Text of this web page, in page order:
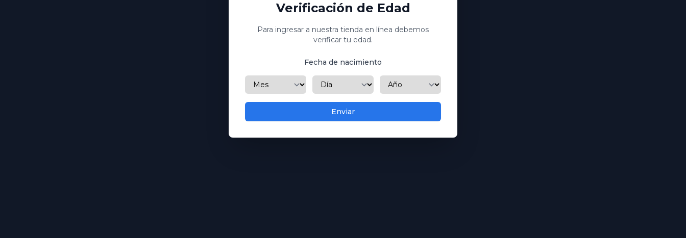
Ingresa tu correo electrónico y te enviaremos un enlace para
Correo electrónico
Continuar
Verificación de Edad
Para ingresar a nuestra tienda en línea debemos
verificar tu edad.
Fecha de nacimiento
Mes Día Año
Enviar